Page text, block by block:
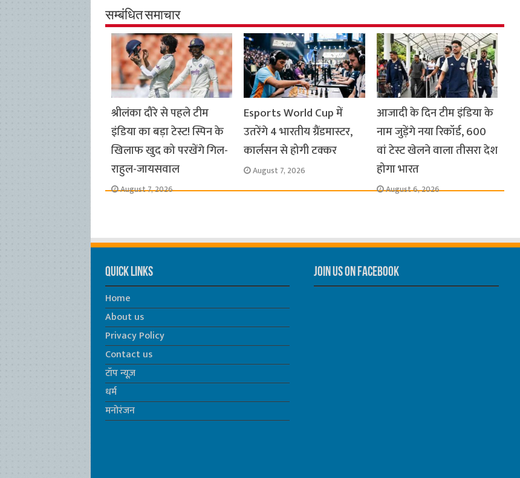
b
o
o
k
s
A
p
p
t
e
r
r
a
m
i
सम्बंधित समाचार
श्रीलंका दौरे से पहले टीम
इंडिया का बड़ा टेस्ट! स्पिन के
खिलाफ खुद को परखेंगे गिल-
राहुल-जायसवाल
August 7, 2026
Esports World Cup में
उतरेंगे 4 भारतीय ग्रैंडमास्टर,
कार्लसन से होगी टक्कर
August 7, 2026
आजादी के दिन टीम इंडिया के
नाम जुड़ेंगे नया रिकॉर्ड, 600
वां टेस्ट खेलने वाला तीसरा देश
होगा भारत
August 6, 2026
Quick Links
Home
About us
Privacy Policy
Contact us
टॉप न्यूज़
धर्म
मनोरंजन
Join us on Facebook